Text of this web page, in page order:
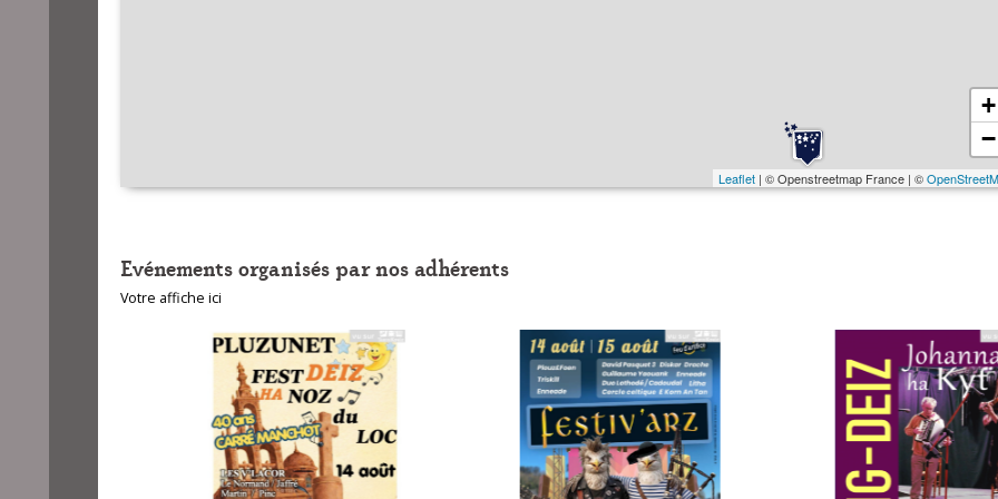
+
−
Leaflet| © Openstreetmap France | ©
Evénements organisés par nos adhérents
Votre affiche ici